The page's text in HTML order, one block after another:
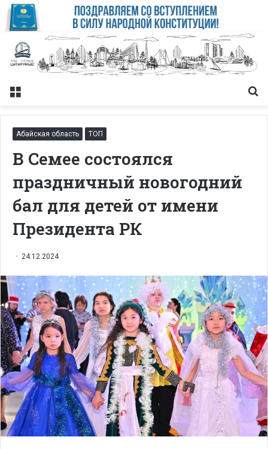
Меню
Абайская область ТОП
В Семее состоялся
праздничный новогодний
бал для детей от имени
Президента РК
24.12.2024